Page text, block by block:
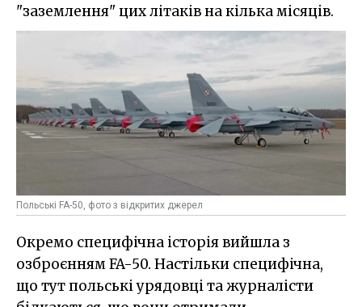
"заземлення" цих літаків на кілька місяців.
Польські FA-50, фото з відкритих джерел
Окремо специфічна історія вийшла з
озброєнням FA-50. Настільки специфічна,
що тут польські урядовці та журналісти